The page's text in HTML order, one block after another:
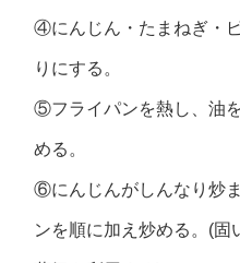
④にんじん・たまねぎ・
りにする。
⑤フライパンを熱し、油
める。
⑥にんじんがしんなり炒
ンを順に加え炒める。(固